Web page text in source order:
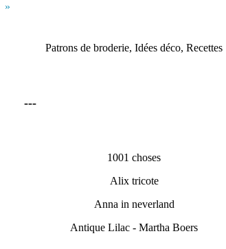
Patrons de broderie, Idées déco, Recettes
---
1001 choses
Alix tricote
Anna in neverland
Antique Lilac - Martha Boers